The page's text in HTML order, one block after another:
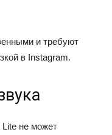
и требуют
в Instagram.
Lite не может